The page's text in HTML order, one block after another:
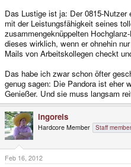
Das Lustige ist ja: Der 0815-Nutzer
mit der Leistungsfähigkeit seines
zusammengeknüppelten
dieses wirklich, wenn er ohnehin
Mails von Arbeitskollegen checkt
Das habe ich zwar schon öfter
genug sagen: Die Pandora ist eher
Genießer. Und sie muss langsam
ingoreis
Hardcore Member Staff member
Feb 16, 2012